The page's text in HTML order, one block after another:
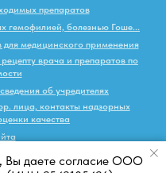
Вы даете согласие ООО
препаратов
гемофилией, болезнью Гоше...
для медицинского применения
врача и препаратов по
об учредителях
лица, контакты надзорных
качества